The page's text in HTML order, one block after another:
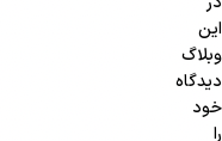
این
وبلاگ
دیدگاه
خود
را